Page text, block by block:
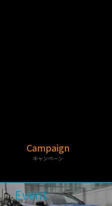
Campaign
キャンペーン
Event